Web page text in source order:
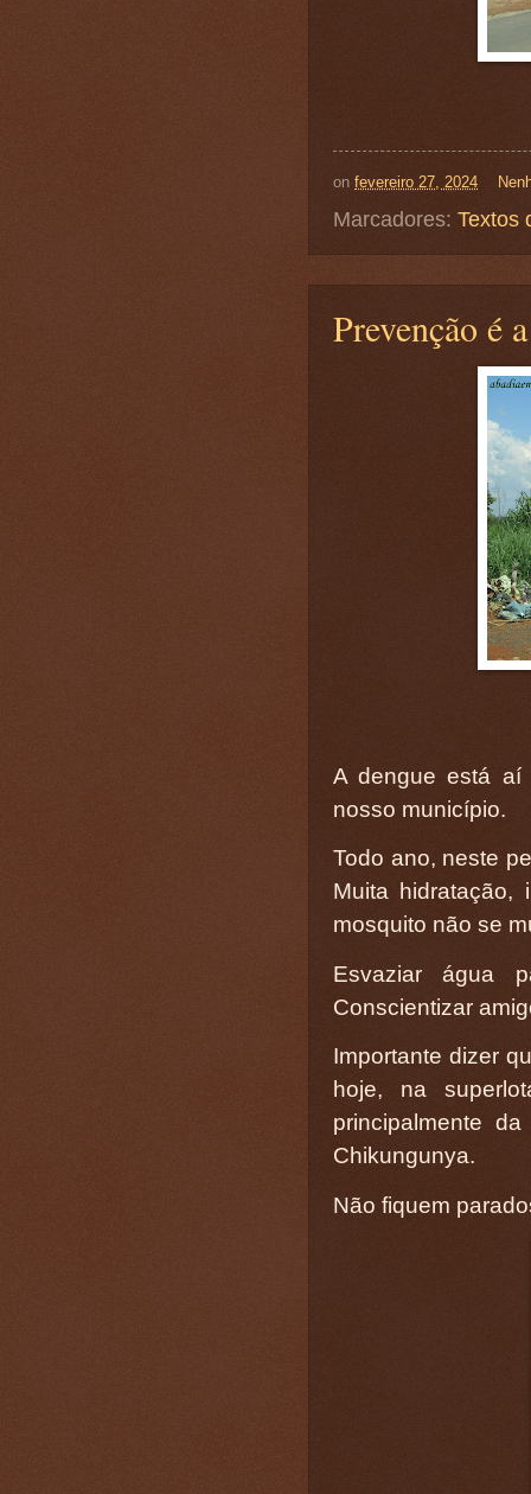
on fevereiro 27, 2024
Marcadores: Textos
Prevenção é
A dengue está aí
nosso município.
Todo ano, neste
Muita
mosquito não se
Esvaziar água
Conscientizar
Importante dizer
hoje, na
principalmente
Chikungunya.
Não fiquem